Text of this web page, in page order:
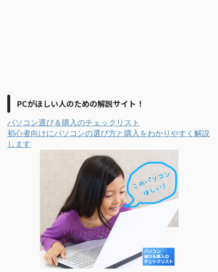
PCがほしい人のための解説サイト！
パソコン選び＆購入のチェックリスト
初心者向けにパソコンの選び方と購入をわかりやすく解説
します